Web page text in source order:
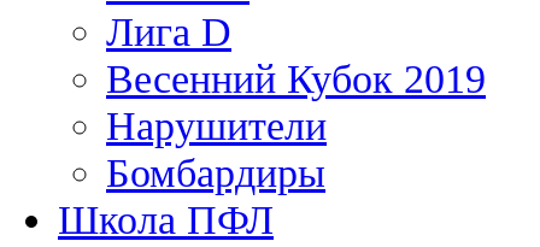
Лига D
Весенний Кубок 2019
Нарушители
Бомбардиры
Школа ПФЛ